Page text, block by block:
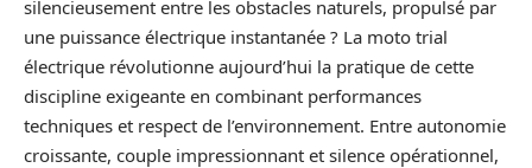
silencieusement entre les obstacles naturels, propulsé par
une puissance électrique instantanée ? La moto trial
électrique révolutionne aujourd’hui la pratique de cette
discipline exigeante en combinant performances
techniques et respect de l’environnement. Entre autonomie
croissante, couple impressionnant et silence opérationnel,